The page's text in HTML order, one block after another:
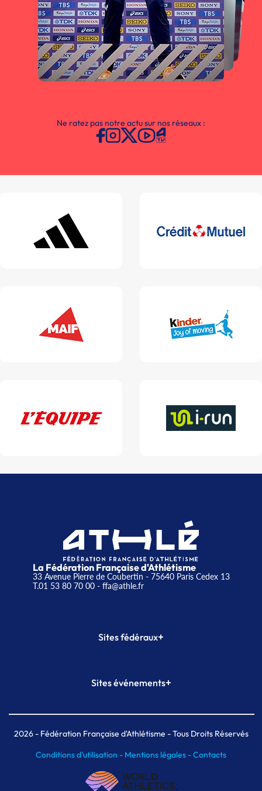
Ne ratez pas notre actu sur nos réseaux :
La Fédération Française d'Athlétisme
33 Avenue Pierre de Coubertin - 75640 Paris Cedex 13
T.01 53 80 70 00- ffa@athle.fr
Sites fédéraux+
Plateforme Formation
Sites événements+
Meeting de Paris indoor
MAIF Ekiden de Paris
2026- Fédération Française d'Athlétisme - Tous Droits Réservés
Conditions d'utilisation - Mentions légales -Contacts